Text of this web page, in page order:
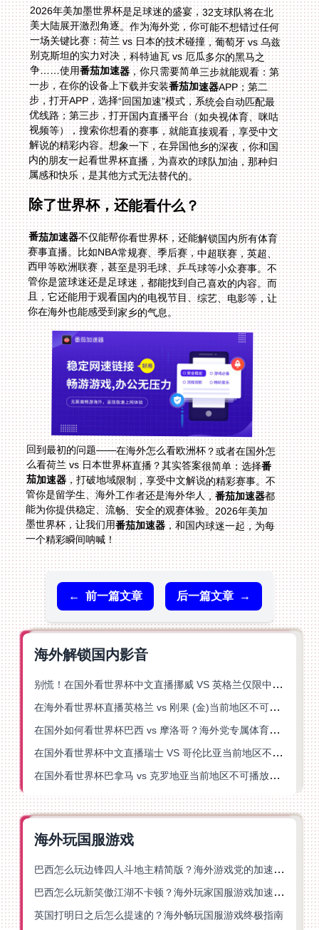
2026年美加墨世界杯是足球迷的盛宴，32支球队将在北
美大陆展开激烈角逐。作为海外党，你可能不想错过任何
一场关键比赛：荷兰 vs 日本的技术碰撞，葡萄牙 vs 乌兹
别克斯坦的实力对决，科特迪瓦 vs 厄瓜多尔的黑马之
争……使用番茄加速器，你只需要简单三步就能观看：第
一步，在你的设备上下载并安装番茄加速器APP；第二
步，打开APP，选择“回国加速”模式，系统会自动匹配最
优线路；第三步，打开国内直播平台（如央视体育、咪咕
视频等），搜索你想看的赛事，就能直接观看，享受中文
解说的精彩内容。想象一下，在异国他乡的深夜，你和国
内的朋友一起看世界杯直播，为喜欢的球队加油，那种归
属感和快乐，是其他方式无法替代的。
除了世界杯，还能看什么？
番茄加速器不仅能帮你看世界杯，还能解锁国内所有体育
赛事直播。比如NBA常规赛、季后赛，中超联赛，英超、
西甲等欧洲联赛，甚至是羽毛球、乒乓球等小众赛事。不
管你是篮球迷还是足球迷，都能找到自己喜欢的内容。而
且，它还能用于观看国内的电视节目、综艺、电影等，让
你在海外也能感受到家乡的气息。
回到最初的问题——在海外怎么看欧洲杯？或者在国外怎
么看荷兰 vs 日本世界杯直播？其实答案很简单：选择番
茄加速器，打破地域限制，享受中文解说的精彩赛事。不
管你是留学生、海外工作者还是海外华人，番茄加速器都
能为你提供稳定、流畅、安全的观赛体验。2026年美加
墨世界杯，让我们用番茄加速器，和国内球迷一起，为每
一个精彩瞬间呐喊！
← 前一篇文章 后一篇文章 →
海外解锁国内影音
别慌！在国外看世界杯中文直播挪威 VS 英格兰仅限中国大陆？这篇指南帮你搞定
在海外看世界杯直播英格兰 vs 刚果 (金)当前地区不可播放？这篇指南帮你突破所有限制
在国外如何看世界杯巴西 vs 摩洛哥？海外党专属体育观赛指南来了
在国外看世界杯中文直播瑞士 VS 哥伦比亚当前地区不可播放？这篇指南帮你搞定
在国外看世界杯巴拿马 vs 克罗地亚当前地区不可播放？这篇指南帮你轻松解决海外体育直播难题
海外玩国服游戏
巴西怎么玩边锋四人斗地主精简版？海外游戏党的加速器终极选择
巴西怎么玩新笑傲江湖不卡顿？海外玩家国服游戏加速终极指南（附猫和老鼠一梦江湖实测）
英国打明日之后怎么提速的？海外畅玩国服游戏终极指南